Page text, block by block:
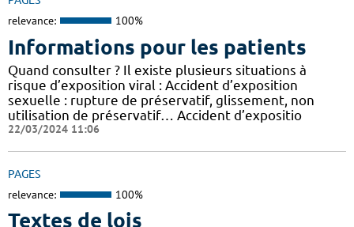
relevance: 100%
Informations pour les patients
Quand consulter ? Il existe plusieurs situations à
risque d’exposition viral : Accident d’exposition
sexuelle : rupture de préservatif, glissement, non
utilisation de préservatif… Accident d’expositio
22/03/2024 11:06
PAGES
relevance: 100%
Textes de lois